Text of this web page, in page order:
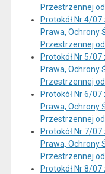
Przestrzennej
Protokół Nr 4/
Prawa, Ochrony
Przestrzennej
Protokół Nr 5/
Prawa, Ochrony
Przestrzennej
Protokół Nr 6/
Prawa, Ochrony
Przestrzennej
Protokół Nr 7/
Prawa, Ochrony
Przestrzennej
Protokół Nr 8/